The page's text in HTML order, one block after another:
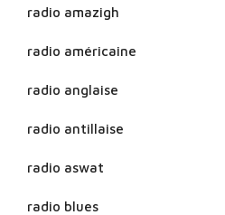
radio amazigh
radio américaine
radio anglaise
radio antillaise
radio aswat
radio blues